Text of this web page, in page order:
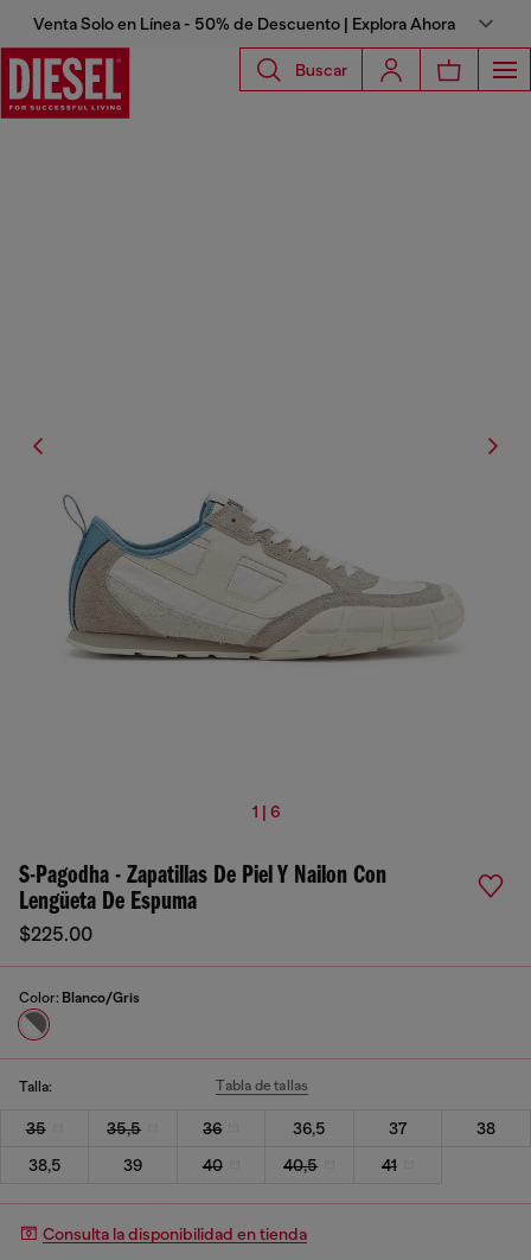
Venta Solo en Línea - 50% de Descuento | Explora Ahora
Buscar
1 | 6
S-Pagodha - Zapatillas De Piel Y Nailon Con
Lengüeta De Espuma
$225.00
Color: Blanco/Gris
Talla: Tabla de tallas
35 35,5 36 36,5 37
38
38,5
39 40 40,5 41
Consulta la disponibilidad en tienda